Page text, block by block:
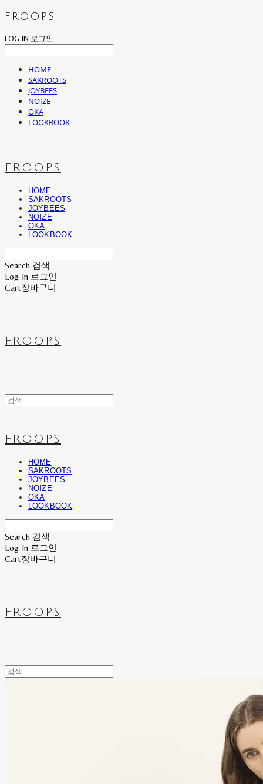
FROOPS
LOG IN 로그인
HOME
SAKROOTS
JOYBEES
NOIZE
OKA
LOOKBOOK
FROOPS
HOME
SAKROOTS
JOYBEES
NOIZE
OKA
LOOKBOOK
Search 검색
Log In 로그인
Cart장바구니
FROOPS
FROOPS
HOME
SAKROOTS
JOYBEES
NOIZE
OKA
LOOKBOOK
Search 검색
Log In 로그인
Cart장바구니
FROOPS